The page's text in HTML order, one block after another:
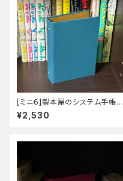
[ミニ６]製本屋のシステム手帳バ
インダー【OKミューズコットン
（藍）×ビオトープ（イエローオー
¥2,530